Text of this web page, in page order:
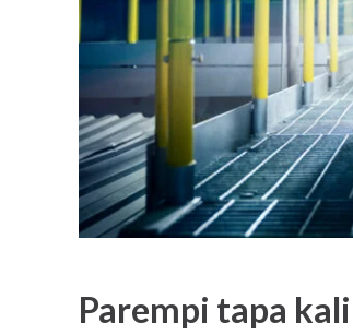
Parempi tapa